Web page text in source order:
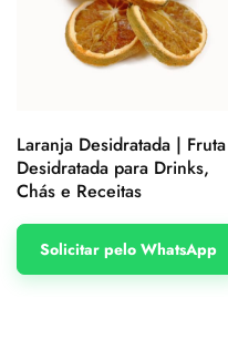
Laranja Desidratada | Fruta
Desidratada para Drinks,
Chás e Receitas
Solicitar pelo WhatsApp